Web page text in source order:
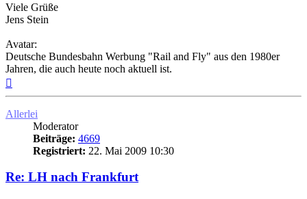
Viele Grüße
Jens Stein
Avatar:
Deutsche Bundesbahn Werbung "Rail and Fly" aus den 1980er
Jahren, die auch heute noch aktuell ist.
Allerlei
Moderator
Beiträge: 4669
Registriert: 22. Mai 2009 10:30
Re: LH nach Frankfurt